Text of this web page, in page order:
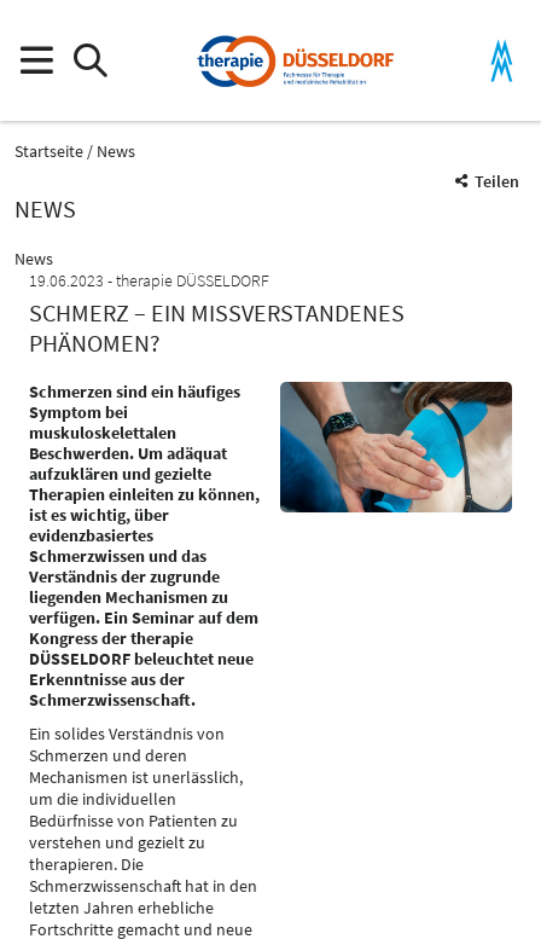
Startseite
News
Teilen
NEWS
News
19.06.2023
therapie DÜSSELDORF
SCHMERZ – EIN MISSVERSTANDENES
PHÄNOMEN?
Schmerzen sind ein häufiges
Symptom bei
muskuloskelettalen
Beschwerden. Um adäquat
aufzuklären und gezielte
Therapien einleiten zu können,
ist es wichtig, über
evidenzbasiertes
Schmerzwissen und das
Verständnis der zugrunde
liegenden Mechanismen zu
verfügen. Ein Seminar auf dem
Kongress der therapie
DÜSSELDORF beleuchtet neue
Erkenntnisse aus der
Schmerzwissenschaft.
Ein solides Verständnis von
Schmerzen und deren
Mechanismen ist unerlässlich,
um die individuellen
Bedürfnisse von Patienten zu
verstehen und gezielt zu
therapieren. Die
Schmerzwissenschaft hat in den
letzten Jahren erhebliche
Fortschritte gemacht und neue